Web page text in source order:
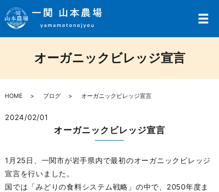
メ
オーガニックビレッジ宣言
HOME ブログ オーガニックビレッジ宣言
2024/02/01
オーガニックビレッジ宣言
1月25日、一関市が岩手県内で最初のオーガニックビレッジ
宣言を行いました。
国では「みどりの食料システム戦略」の中で、2050年度ま